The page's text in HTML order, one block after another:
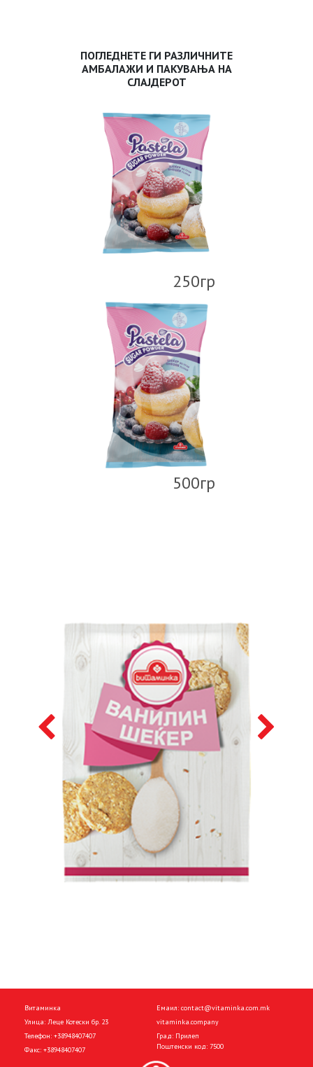
ПОГЛЕДНЕТЕ ГИ РАЗЛИЧНИТЕ
АМБАЛАЖИ И ПАКУВАЊА НА
СЛАЈДЕРОТ
250гр
500гр
Витаминка
Улица: Леце Котески бр. 23
Телефон: +38948407407
Факс: +38948407407
Емаил: contact@vitaminka.com.mk
vitaminka.company
Град: Прилеп
Поштенски код: 7500